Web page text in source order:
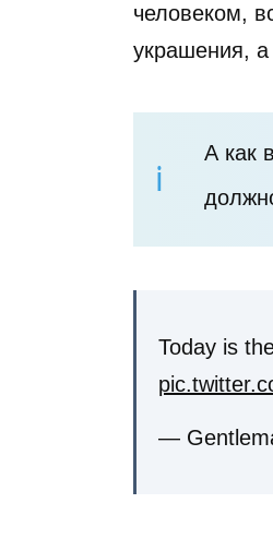
человеком,
украшения,
А как
Today is
—